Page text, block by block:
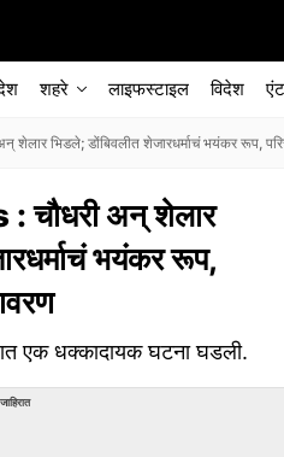
शहरे लाइफस्टाइल विदेश
भिडले; डोंबिवलीत शेजारधर्माचं भयंकर रूप,
अन् शेलार
भयंकर रूप,
एक धक्कादायक घटना घडली.
जाहिरात